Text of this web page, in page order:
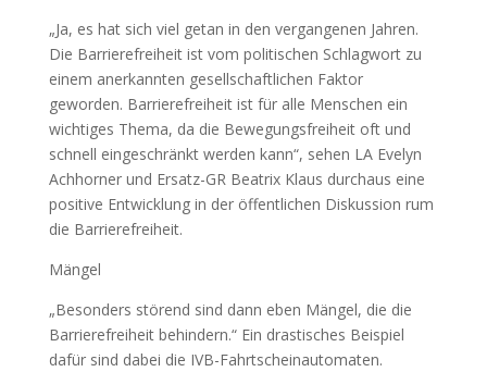
„Ja, es hat sich viel getan in den vergangenen Jahren.
Die Barrierefreiheit ist vom politischen Schlagwort zu
einem anerkannten gesellschaftlichen Faktor
geworden. Barrierefreiheit ist für alle Menschen ein
wichtiges Thema, da die Bewegungsfreiheit oft und
schnell eingeschränkt werden kann“, sehen LA Evelyn
Achhorner und Ersatz-GR Beatrix Klaus durchaus eine
positive Entwicklung in der öffentlichen Diskussion rum
die Barrierefreiheit.
Mängel
„Besonders störend sind dann eben Mängel, die die
Barrierefreiheit behindern.“ Ein drastisches Beispiel
dafür sind dabei die IVB-Fahrtscheinautomaten.